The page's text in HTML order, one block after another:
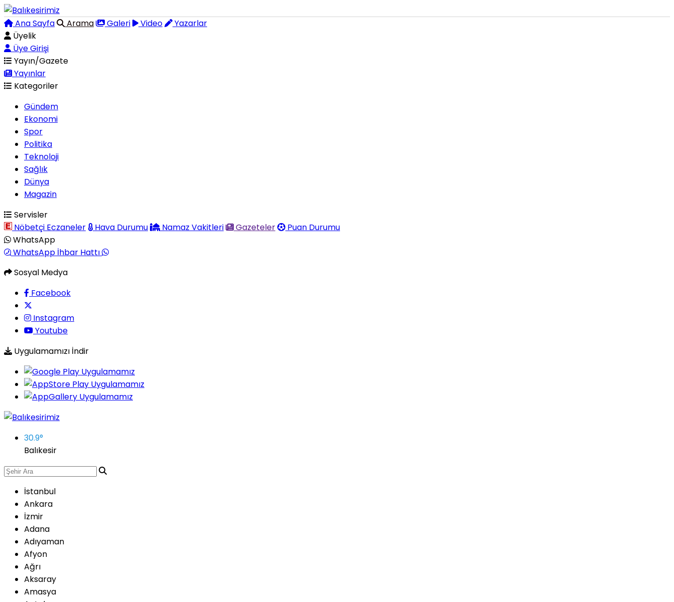
Ana Sayfa Arama Galeri Video
Yazarlar
Üyelik
Üye Girişi
Yayın/Gazete
Yayınlar
Kategoriler
Gündem
Ekonomi
Spor
Politika
Teknoloji
Sağlık
Dünya
Magazin
Servisler
Nöbetçi Eczaneler
Hava Durumu Namaz Vakitleri Gazeteler
Puan Durumu
WhatsApp
WhatsApp İhbar Hattı
Sosyal Medya
Facebook
Instagram
Youtube
Uygulamamızı İndir
30.9°
Balıkesir
İstanbul
Ankara
İzmir
Adana
Adıyaman
Afyon
Ağrı
Aksaray
Amasya